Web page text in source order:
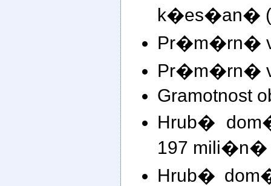
k�es�an�
Pr�m�rn�
Pr�m�rn�
Gramotnost
Hrub�
197 mili�n�
Hrub�